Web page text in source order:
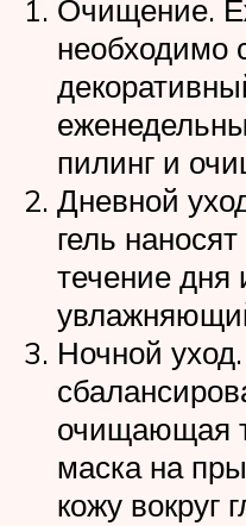
Очищение.
необходимо
пилинг и
Дневной
гель
течение дня
Ночной
очищающая
маска на
кожу вокруг